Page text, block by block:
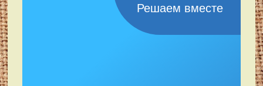
Решаем вместе